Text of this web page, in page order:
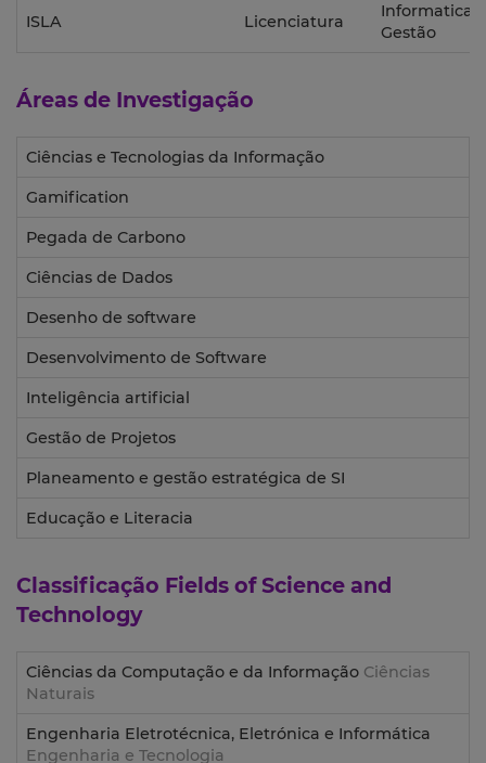
ISLA Licenciatura
Informatica
Gestão
Áreas de Investigação
Ciências e Tecnologias da Informação
Gamification
Pegada de Carbono
Ciências de Dados
Desenho de software
Desenvolvimento de Software
Inteligência artificial
Gestão de Projetos
Planeamento e gestão estratégica de SI
Educação e Literacia
Classificação Fields of Science and
Technology
Ciências da Computação e da Informação Ciências
Naturais
Engenharia Eletrotécnica, Eletrónica e Informática
Engenharia e Tecnologia